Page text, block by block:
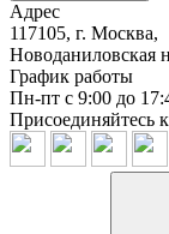
Адрес
117105, г. Москва,
Новоданиловская
График работы
Пн-пт с 9:00 до
Присоединяйтесь